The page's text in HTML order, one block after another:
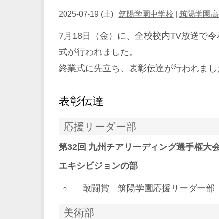
2025-07-19 (土) 筑陽学園中学校 筑陽学園
7月18日（金）に、全校校内TV放送で
式が行われました。
終業式に先立ち、表彰伝達が行われま
表彰伝達
応援リーダー部
第32回 九州チアリーディング選手権大
エキシビジョンの部
敢闘賞 筑陽学園応援リーダー部
美術部